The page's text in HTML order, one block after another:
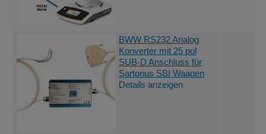
BWW RS232 Analog
Konverter mit 25 pol
SUB-D Anschluss für
Sartorius SBI Waagen
Details anzeigen